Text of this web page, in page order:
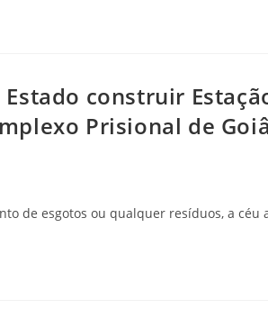
Estado construir
Prisional de
de esgotos ou qualquer resíduos, a